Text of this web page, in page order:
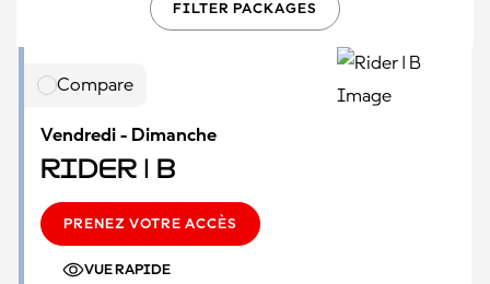
FILTER PACKAGES
Compare
Vendredi - Dimanche
Rider | B
PRENEZ VOTRE ACCÈS
VUE RAPIDE